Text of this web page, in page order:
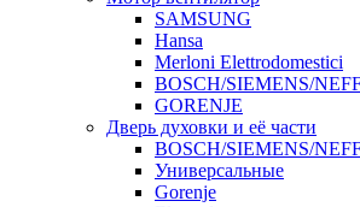
SAMSUNG
Hansa
Merloni Elettrodomestici
BOSCH/SIEMENS/
GORENJE
Дверь духовки и её части
BOSCH/SIEMENS/
Универсальные
Gorenje